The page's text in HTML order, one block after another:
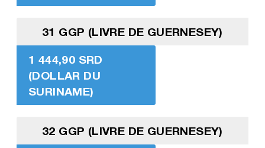
31 GGP (LIVRE DE GUERNESEY)
1 444,90 SRD
(DOLLAR DU
SURINAME)
32 GGP (LIVRE DE GUERNESEY)